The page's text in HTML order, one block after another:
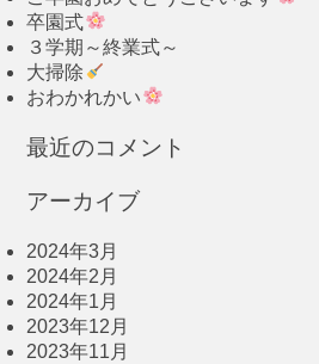
卒園式
３学期～終業式～
大掃除
おわかれかい
最近のコメント
アーカイブ
2024年3月
2024年2月
2024年1月
2023年12月
2023年11月